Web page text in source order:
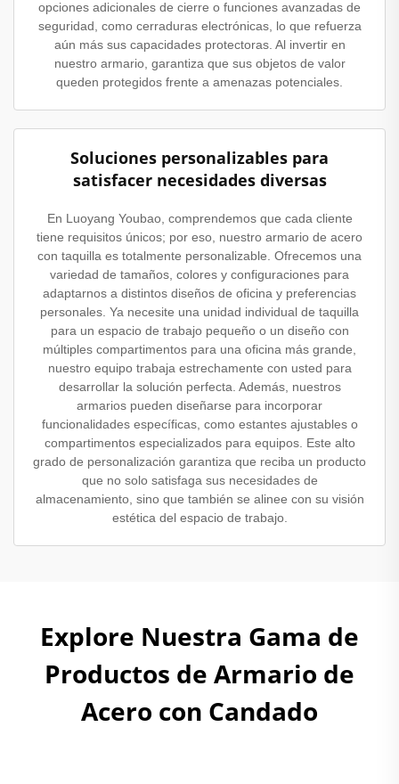
opciones adicionales de cierre o funciones avanzadas de
seguridad, como cerraduras electrónicas, lo que refuerza
aún más sus capacidades protectoras. Al invertir en
nuestro armario, garantiza que sus objetos de valor
queden protegidos frente a amenazas potenciales.
Soluciones personalizables para
satisfacer necesidades diversas
En Luoyang Youbao, comprendemos que cada cliente
tiene requisitos únicos; por eso, nuestro armario de acero
con taquilla es totalmente personalizable. Ofrecemos una
variedad de tamaños, colores y configuraciones para
adaptarnos a distintos diseños de oficina y preferencias
personales. Ya necesite una unidad individual de taquilla
para un espacio de trabajo pequeño o un diseño con
múltiples compartimentos para una oficina más grande,
nuestro equipo trabaja estrechamente con usted para
desarrollar la solución perfecta. Además, nuestros
armarios pueden diseñarse para incorporar
funcionalidades específicas, como estantes ajustables o
compartimentos especializados para equipos. Este alto
grado de personalización garantiza que reciba un producto
que no solo satisfaga sus necesidades de
almacenamiento, sino que también se alinee con su visión
estética del espacio de trabajo.
Explore Nuestra Gama de
Productos de Armario de
Acero con Candado